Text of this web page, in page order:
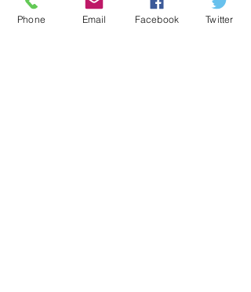
Phone Email Facebook Twitter